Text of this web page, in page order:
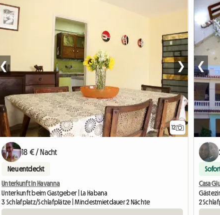
12
❮ ❯
18 € / Nacht
Neu entdeckt
Unterkunft In Havanna
Unterkunft beim Gastgeber | La Habana
3 Schlafplatz/Schlafplätze | Mindestmietdauer 2 Nächte
❮
Casa
2